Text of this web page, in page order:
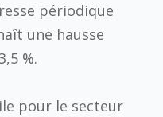
périodique
une hausse
%.
pour le secteur